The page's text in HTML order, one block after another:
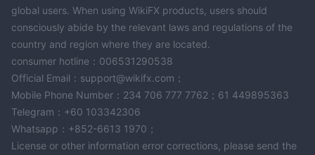
global users. When using WikiFX products, users should
consciously abide by the relevant laws and regulations of the
country and region where they are located.
consumer hotline：006531290538
Official Email：support@wikifx.com；
Mobile Phone Number：234 706 777 7762；61 449895363
Telegram：+60 103342306
Whatsapp：+852-6613 1970；
License or other information error corrections, please send the